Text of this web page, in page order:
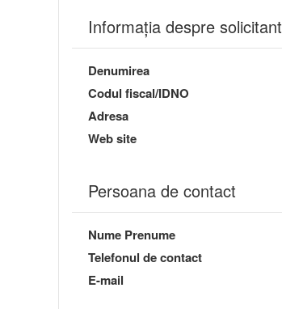
Informaţia despre solicitant
Denumirea
Codul fiscal/IDNO
Adresa
Web site
Persoana de contact
Nume Prenume
Telefonul de contact
E-mail